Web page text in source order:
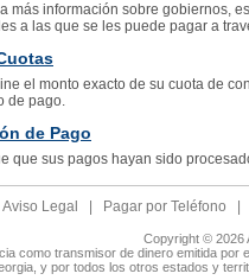
más información sobre gobiernos,
a las que se les puede pagar a
el monto exacto de su cuota de
de pago.
de Pago
que sus pagos hayan sido
Aviso Legal Pagar por Teléfono
Copyright © 2026
como transmisor de dinero emitida
y por todos los otros estados y